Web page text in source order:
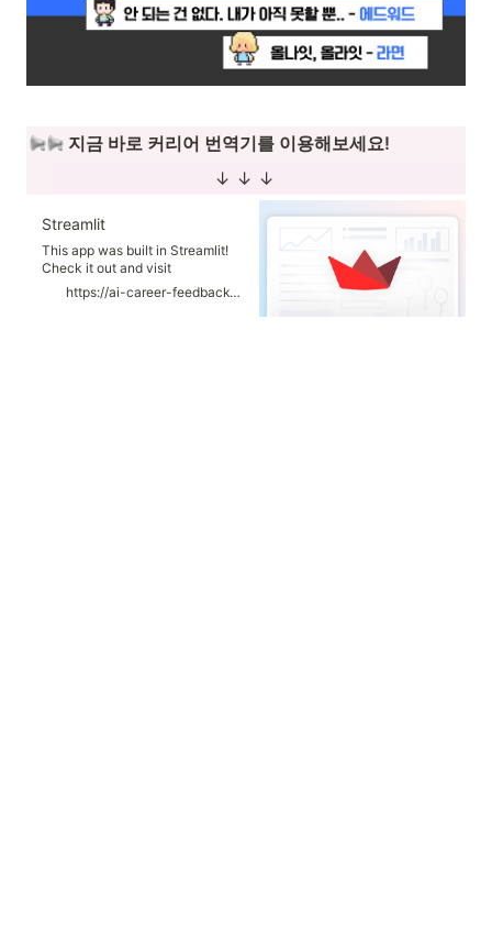
지금 바로 커리어 번역기를 이용해보세요!
                             ↓ ↓ ↓
Streamlit
This app was built in Streamlit!
Check it out and visit
https://streamlit.io for more
awesome community apps. 🎈
https://ai-career-feedback-jun.streamlit.app/